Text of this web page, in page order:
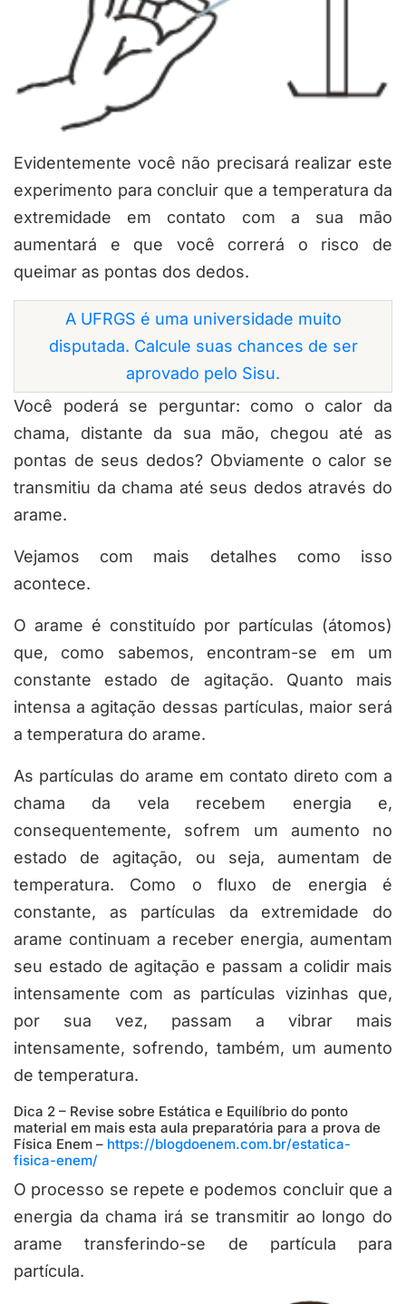
Evidentemente você não precisará realizar este
experimento para concluir que a temperatura da
extremidade em contato com a sua mão
aumentará e que você correrá o risco de
queimar as pontas dos dedos.
A UFRGS é uma universidade muito
disputada. Calcule suas chances de ser
aprovado pelo Sisu.
Você poderá se perguntar: como o calor da
chama, distante da sua mão, chegou até as
pontas de seus dedos? Obviamente o calor se
transmitiu da chama até seus dedos através do
arame.
Vejamos com mais detalhes como isso
acontece.
O arame é constituído por partículas (átomos)
que, como sabemos, encontram-se em um
constante estado de agitação. Quanto mais
intensa a agitação dessas partículas, maior será
a temperatura do arame.
As partículas do arame em contato direto com a
chama da vela recebem energia e,
consequentemente, sofrem um aumento no
estado de agitação, ou seja, aumentam de
temperatura. Como o fluxo de energia é
constante, as partículas da extremidade do
arame continuam a receber energia, aumentam
seu estado de agitação e passam a colidir mais
intensamente com as partículas vizinhas que,
por sua vez, passam a vibrar mais
intensamente, sofrendo, também, um aumento
de temperatura.
Dica 2 – Revise sobre Estática e Equilíbrio do ponto
material em mais esta aula preparatória para a prova de
Física Enem – https://blogdoenem.com.br/estatica-
fisica-enem/
O processo se repete e podemos concluir que a
energia da chama irá se transmitir ao longo do
arame transferindo-se de partícula para
partícula.